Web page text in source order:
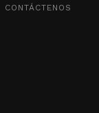
CONTÁCTENOS